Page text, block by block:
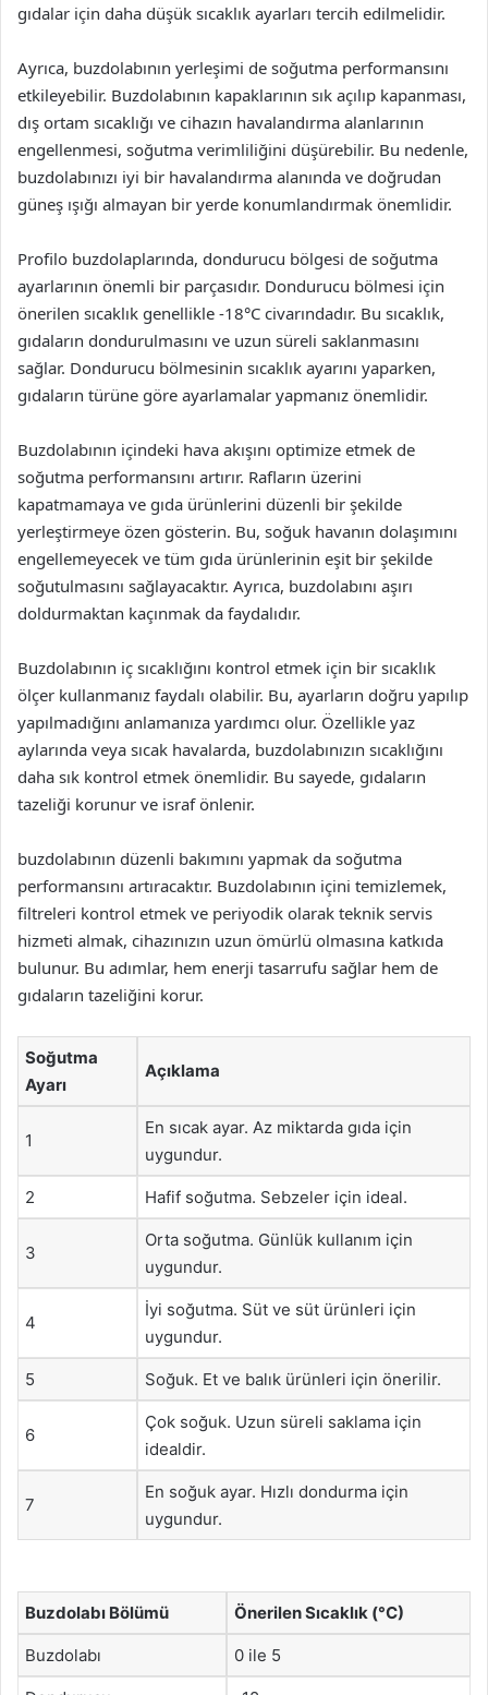
gıdalar için daha düşük sıcaklık ayarları tercih edilmelidir.
Ayrıca, buzdolabının yerleşimi de soğutma performansını
etkileyebilir. Buzdolabının kapaklarının sık açılıp kapanması,
dış ortam sıcaklığı ve cihazın havalandırma alanlarının
engellenmesi, soğutma verimliliğini düşürebilir. Bu nedenle,
buzdolabınızı iyi bir havalandırma alanında ve doğrudan
güneş ışığı almayan bir yerde konumlandırmak önemlidir.
Profilo buzdolaplarında, dondurucu bölgesi de soğutma
ayarlarının önemli bir parçasıdır. Dondurucu bölmesi için
önerilen sıcaklık genellikle -18°C civarındadır. Bu sıcaklık,
gıdaların dondurulmasını ve uzun süreli saklanmasını
sağlar. Dondurucu bölmesinin sıcaklık ayarını yaparken,
gıdaların türüne göre ayarlamalar yapmanız önemlidir.
Buzdolabının içindeki hava akışını optimize etmek de
soğutma performansını artırır. Rafların üzerini
kapatmamaya ve gıda ürünlerini düzenli bir şekilde
yerleştirmeye özen gösterin. Bu, soğuk havanın dolaşımını
engellemeyecek ve tüm gıda ürünlerinin eşit bir şekilde
soğutulmasını sağlayacaktır. Ayrıca, buzdolabını aşırı
doldurmaktan kaçınmak da faydalıdır.
Buzdolabının iç sıcaklığını kontrol etmek için bir sıcaklık
ölçer kullanmanız faydalı olabilir. Bu, ayarların doğru yapılıp
yapılmadığını anlamanıza yardımcı olur. Özellikle yaz
aylarında veya sıcak havalarda, buzdolabınızın sıcaklığını
daha sık kontrol etmek önemlidir. Bu sayede, gıdaların
tazeliği korunur ve israf önlenir.
buzdolabının düzenli bakımını yapmak da soğutma
performansını artıracaktır. Buzdolabının içini temizlemek,
filtreleri kontrol etmek ve periyodik olarak teknik servis
hizmeti almak, cihazınızın uzun ömürlü olmasına katkıda
bulunur. Bu adımlar, hem enerji tasarrufu sağlar hem de
gıdaların tazeliğini korur.
Soğutma
Ayarı
Açıklama
1
En sıcak ayar. Az miktarda gıda için
uygundur.
2 Hafif soğutma. Sebzeler için ideal.
3
Orta soğutma. Günlük kullanım için
uygundur.
4
İyi soğutma. Süt ve süt ürünleri için
uygundur.
5 Soğuk. Et ve balık ürünleri için önerilir.
6
Çok soğuk. Uzun süreli saklama için
idealdir.
7
En soğuk ayar. Hızlı dondurma için
uygundur.
Buzdolabı Bölümü Önerilen Sıcaklık (°C)
Buzdolabı 0 ile 5